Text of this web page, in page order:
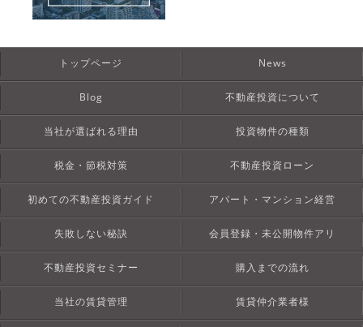
トップページ News
Blog 不動産投資について
当社が選ばれる理由 投資物件の種類
税金・節税対策 不動産投資ローン
初めての不動産投資ガイド アパート・マンション経営
失敗しない秘訣 会員登録・未公開物件アリ
不動産投資セミナー 購入までの流れ
当社の賃貸管理 賃貸仲介業者様